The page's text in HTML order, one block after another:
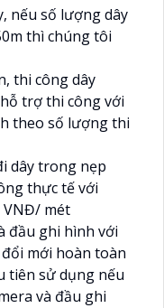
nếu số lượng dây
thì chúng tôi
thi công dây
trợ thi công với
theo số lượng thi
dây trong nẹp
thực tế với
VNĐ/ mét
đầu ghi hình với
mới hoàn toàn
tiên sử dụng nếu
và đầu ghi